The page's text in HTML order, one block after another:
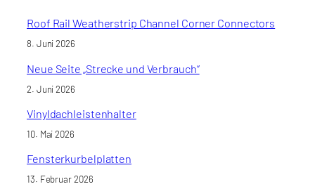
Roof Rail Weatherstrip Channel Corner Connectors
8. Juni 2026
Neue Seite „Strecke und Verbrauch“
2. Juni 2026
Vinyldachleistenhalter
10. Mai 2026
Fensterkurbelplatten
13. Februar 2026